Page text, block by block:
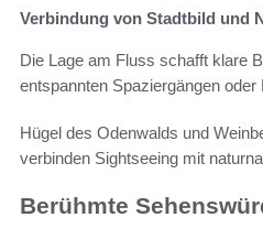
Verbindung von Stadtbild und
Die Lage am Fluss schafft klare
entspannten Spaziergängen oder
Hügel des Odenwalds und
verbinden Sightseeing mit
Berühmte